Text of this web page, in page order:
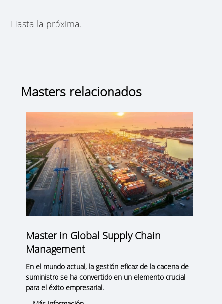
Hasta la próxima.
Masters relacionados
Master in Global Supply Chain
Management
En el mundo actual, la gestión eficaz de la cadena de
suministro se ha convertido en un elemento crucial
para el éxito empresarial.